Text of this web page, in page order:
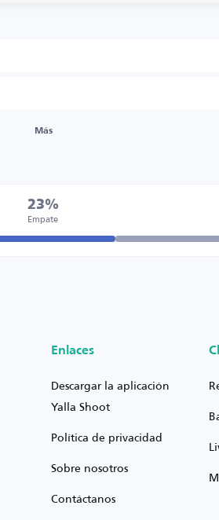
Más
23%
Empate
Enlaces
Descargar la aplicación
Yalla Shoot
Política de privacidad
Sobre nosotros
Contáctanos